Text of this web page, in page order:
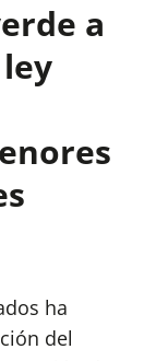
a
ha
del